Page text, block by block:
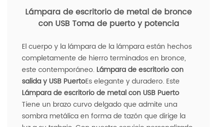
Lámpara de escritorio de metal de bronce
con USB Toma de puerto y potencia
El cuerpo y la lámpara de la lámpara están hechos
completamente de hierro terminados en bronce,
este contemporáneo. Lámpara de escritorio con
salida y USB PuertoEs elegante y duradero. Este
Lámpara de escritorio de metal con USB Puerto
Tiene un brazo curvo delgado que admite una
sombra metálica en forma de tazón que dirige la